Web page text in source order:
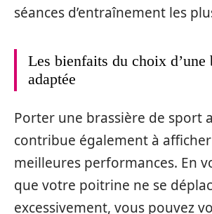
séances d’entraînement les
Les bienfaits du choix d’une
adaptée
Porter une brassière de sport
contribue également à
meilleures performances. En
que votre poitrine ne se
excessivement, vous pouvez